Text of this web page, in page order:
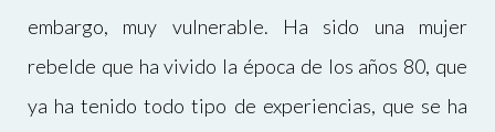
embargo, muy vulnerable. Ha sido una mujer
rebelde que ha vivido la época de los años 80, que
ya ha tenido todo tipo de experiencias, que se ha